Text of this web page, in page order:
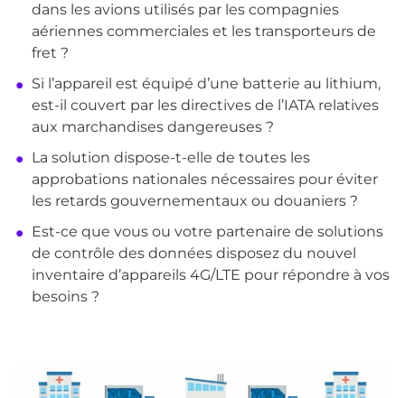
dans les avions utilisés par les compagnies
aériennes commerciales et les transporteurs de
fret ?
Si l’appareil est équipé d’une batterie au lithium,
est-il couvert par les directives de l’IATA relatives
aux marchandises dangereuses ?
La solution dispose-t-elle de toutes les
approbations nationales nécessaires pour éviter
les retards gouvernementaux ou douaniers ?
Est-ce que vous ou votre partenaire de solutions
de contrôle des données disposez du nouvel
inventaire d’appareils 4G/LTE pour répondre à vos
besoins ?